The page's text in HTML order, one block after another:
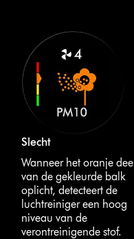
Slecht
Wanneer het oranje deel
van de gekleurde balk
oplicht, detecteert de
luchtreiniger een hoog
niveau van de
verontreinigende stof.